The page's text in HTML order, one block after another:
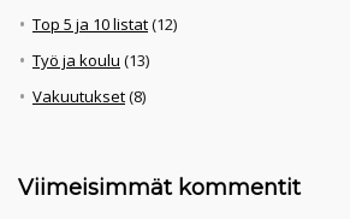
Top 5 ja 10 listat(12)
Työ ja koulu (13)
Vakuutukset(8)
Viimeisimmät kommentit